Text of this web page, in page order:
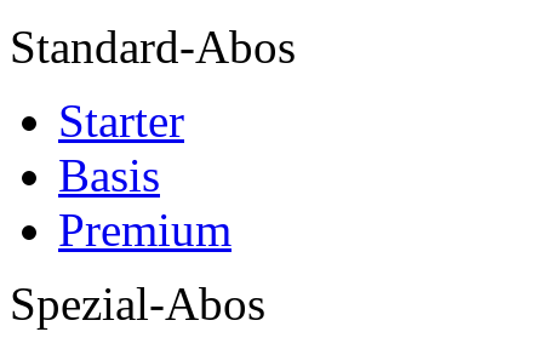
Standard-Abos
Starter
Basis
Premium
Spezial-Abos